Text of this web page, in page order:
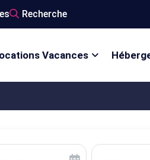
Recherche
Vacances